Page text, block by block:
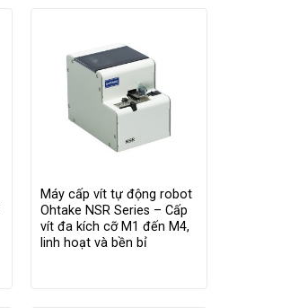
Máy cấp vít tự động robot
Ohtake NSR Series – Cấp
vít đa kích cỡ M1 đến M4,
linh hoạt và bền bỉ